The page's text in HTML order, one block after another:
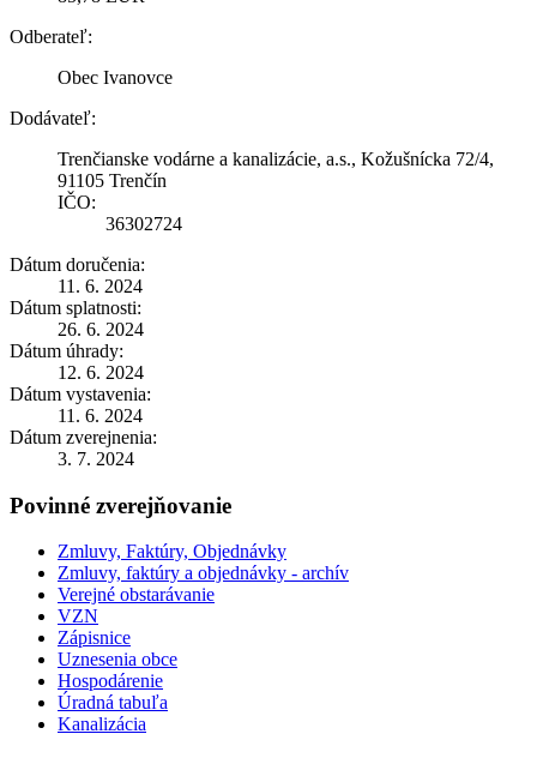
Odberateľ:
Obec Ivanovce
Dodávateľ:
Trenčianske vodárne a kanalizácie, a.s., Kožušnícka 72/4,
91105 Trenčín
IČO:
36302724
Dátum doručenia:
11. 6. 2024
Dátum splatnosti:
26. 6. 2024
Dátum úhrady:
12. 6. 2024
Dátum vystavenia:
11. 6. 2024
Dátum zverejnenia:
3. 7. 2024
Povinné zverejňovanie
Zmluvy, Faktúry, Objednávky
Zmluvy, faktúry a objednávky - archív
Verejné obstarávanie
VZN
Zápisnice
Uznesenia obce
Hospodárenie
Úradná tabuľa
Kanalizácia